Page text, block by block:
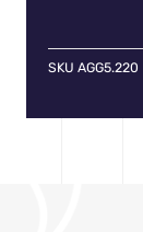
SKU AGG5.220